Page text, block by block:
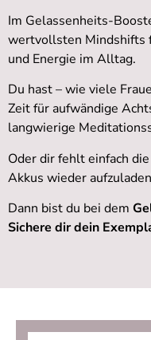
Im Gelassenheits-
wertvollsten Mindshifts
und Energie im Alltag.
Du hast – wie viele
Zeit für aufwändige
langwierige
Oder dir fehlt einfach
Akkus wieder
Dann bist du bei dem
Sichere dir dein